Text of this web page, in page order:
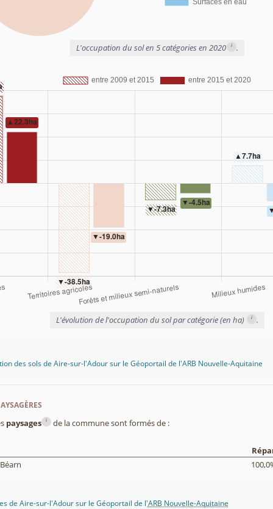
L'occupation du sol en 5 catégories en 2020 i .
L'évolution de l'occupation du sol par catégorie (en ha) i .
des sols de Aire-sur-l'Adour sur le Géoportail de l'ARB Nouvelle-Aquitaine
paysages i de la commune sont formés de :
de Aire-sur-l'Adour sur le Géoportail de l'ARB Nouvelle-Aquitaine